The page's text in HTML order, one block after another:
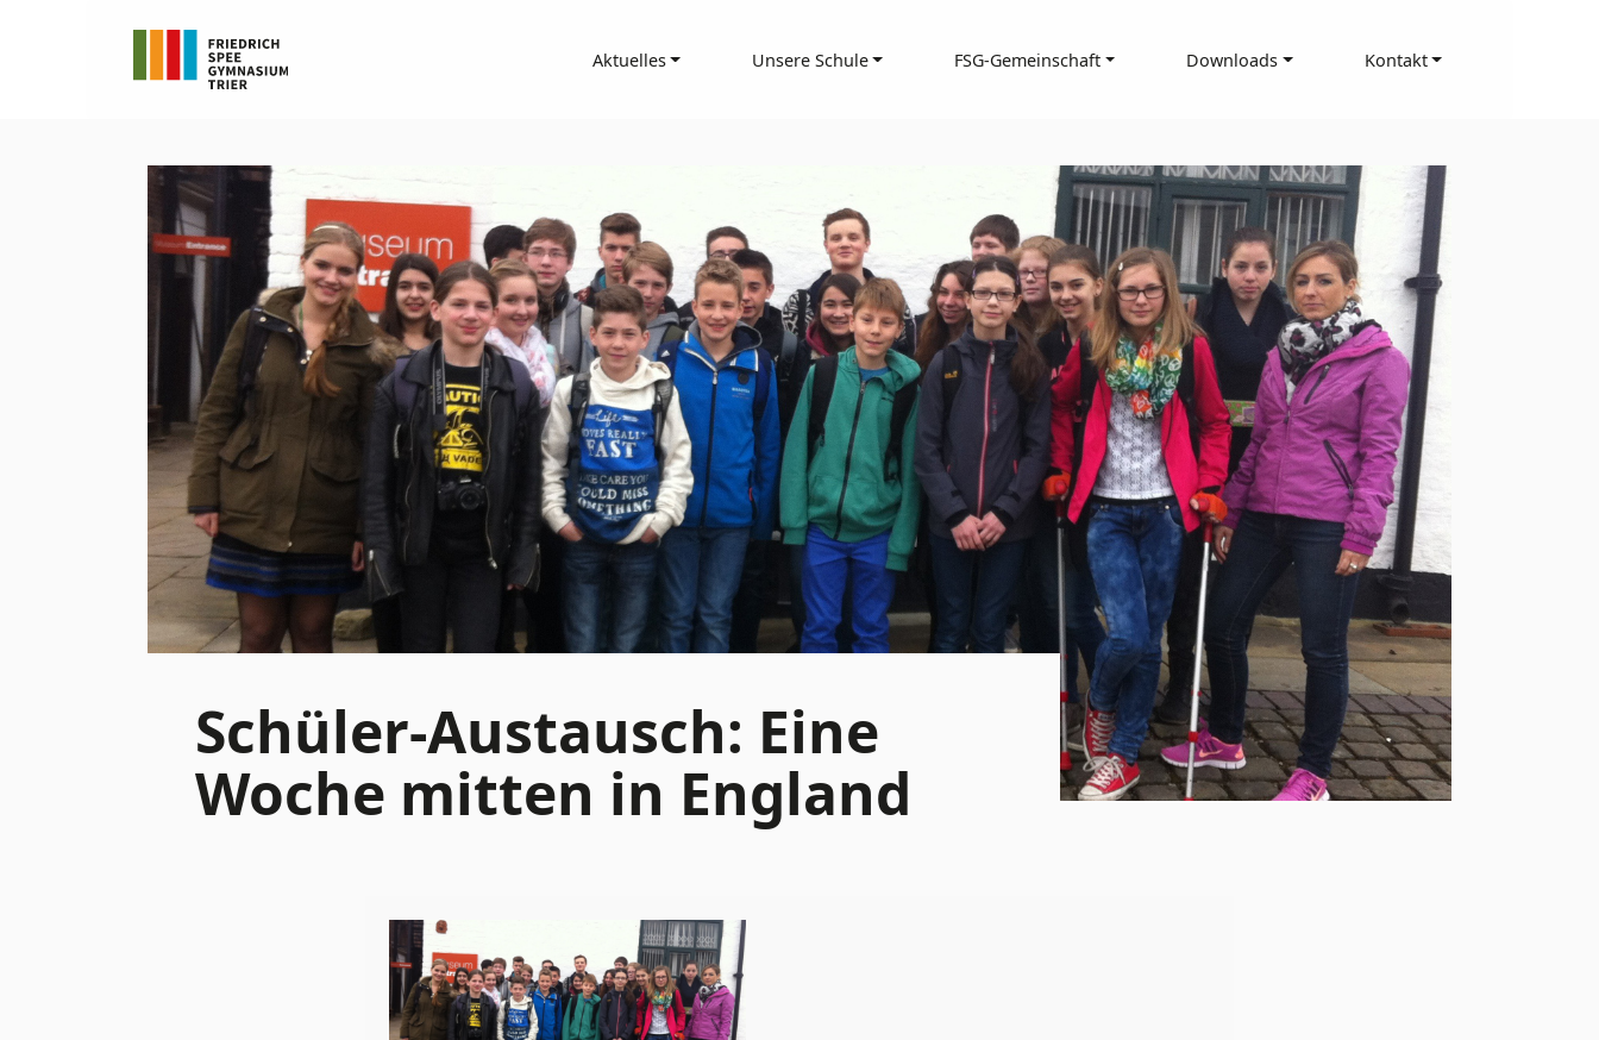
Aktuelles Unsere Schule FSG-Gemeinschaft Downloads Kontakt
Schüler-Austausch: Eine
Woche mitten in England